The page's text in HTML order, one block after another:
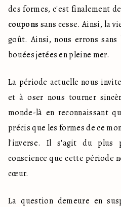
coupons sans cesse. Ainsi, la
goût. Ainsi, nous errons
bouées jetées en pleine mer.
La période actuelle nous
et à oser nous tourner
monde-là en reconnaissant
précis que les formes de ce
l'inverse. Il s'agit du plus
conscience que cette période
cœur.
La question demeure en